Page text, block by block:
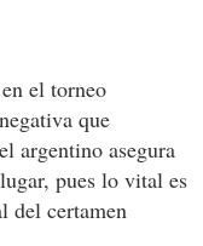
el torneo
que
argentino asegura
pues lo vital es
del certamen